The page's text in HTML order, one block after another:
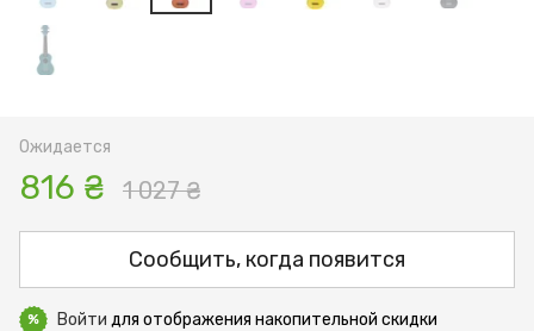
Ожидается
816 ₴ 1 027 ₴
Сообщить, когда появится
% Войти для отображения накопительной скидки